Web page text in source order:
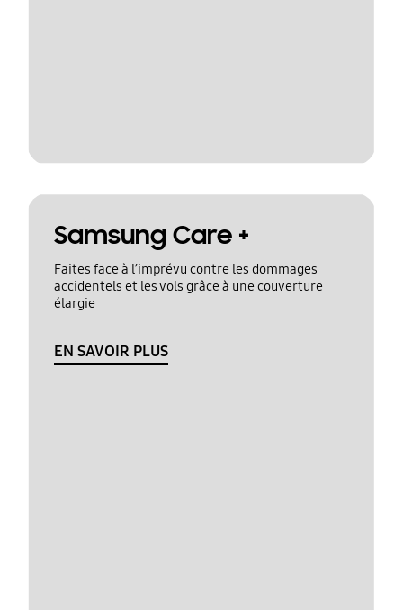
Samsung Care +
Faites face à l’imprévu contre les dommages
accidentels et les vols grâce à une couverture
élargie
EN SAVOIR PLUS